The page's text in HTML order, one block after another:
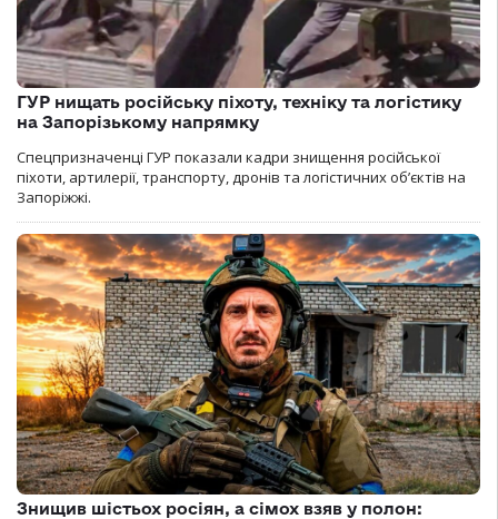
ГУР нищать російську піхоту, техніку та логістику
на Запорізькому напрямку
Спецпризначенці ГУР показали кадри знищення російської
піхоти, артилерії, транспорту, дронів та логістичних об’єктів на
Запоріжжі.
Знищив шістьох росіян, а сімох взяв у полон: